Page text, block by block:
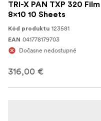
TRI-X PAN TXP 320 Film
8x10 10 Sheets
Kód produktu 123581
EAN 041778179703
Dočasne nedostupné
316,00 €